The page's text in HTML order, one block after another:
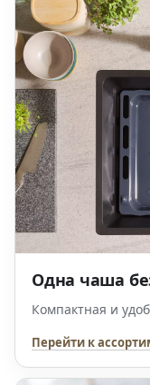
Одна чаша
Компактная и
Перейти к